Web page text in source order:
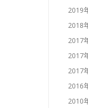
2019
2018
2017
2017
2017
2016
2010